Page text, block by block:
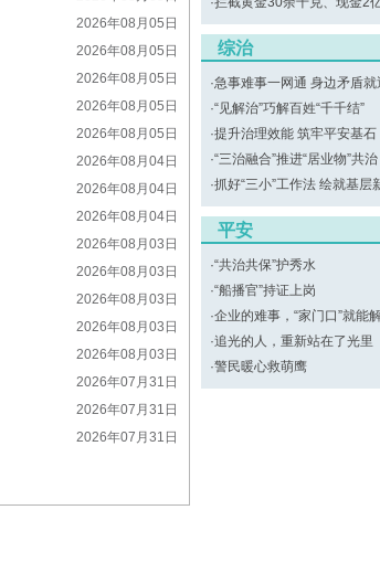
2026年08月05日
2026年08月05日
2026年08月05日
2026年08月05日
2026年08月05日
2026年08月04日
2026年08月04日
2026年08月04日
2026年08月03日
2026年08月03日
2026年08月03日
2026年08月03日
2026年08月03日
2026年07月31日
2026年07月31日
2026年07月31日
综治
·急事难事一网通 身边矛盾就
·“见解治”巧解百姓“千千结”
·提升治理效能 筑牢平安基
·“三治融合”推进“居业物”共治
·抓好“三小”工作法 绘就基层
平安
·“共治共保”护秀水
·“船播官”持证上岗
·企业的难事，“家门口”就能
·追光的人，重新站在了光里
·警民暖心救萌鹰